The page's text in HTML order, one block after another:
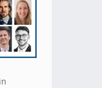
in